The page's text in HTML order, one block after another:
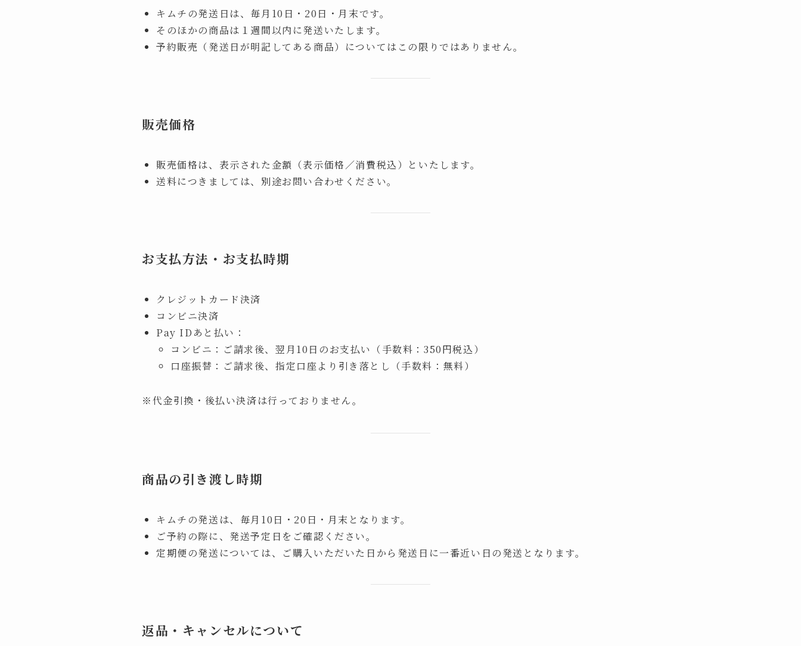
キムチの発送日は、毎月10日・20日・月末です。
そのほかの商品は１週間以内に発送いたします。
予約販売（発送日が明記してある商品）についてはこの限りではありません。
販売価格
販売価格は、表示された金額（表示価格／消費税込）といたします。
送料につきましては、別途お問い合わせください。
お支払方法・お支払時期
クレジットカード決済
コンビニ決済
Pay IDあと払い：
コンビニ：ご請求後、翌月10日のお支払い（手数料：350円税込）
口座振替：ご請求後、指定口座より引き落とし（手数料：無料）
※代金引換・後払い決済は行っておりません。
商品の引き渡し時期
キムチの発送は、毎月10日・20日・月末となります。
ご予約の際に、発送予定日をご確認ください。
定期便の発送については、ご購入いただいた日から発送日に一番近い日の発送となります。
返品・キャンセルについて